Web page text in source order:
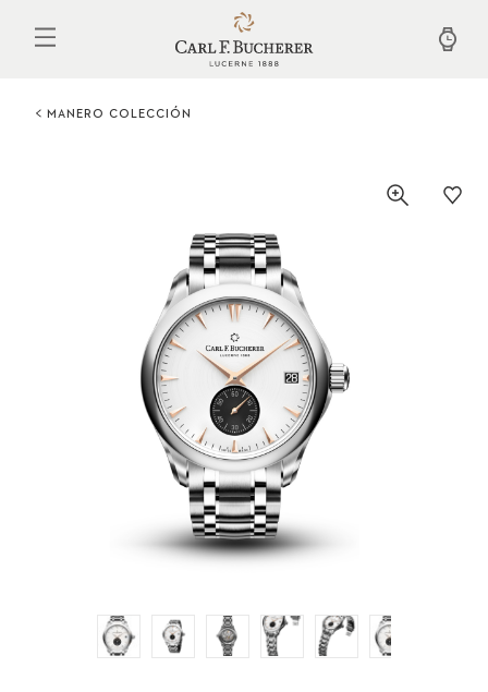
contenido
MANERO COLECCIÓN